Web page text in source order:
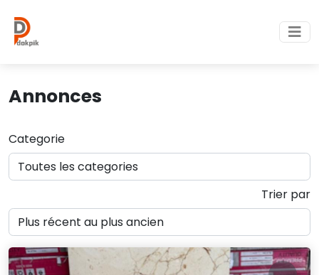
Annonces
Categorie
Trier par